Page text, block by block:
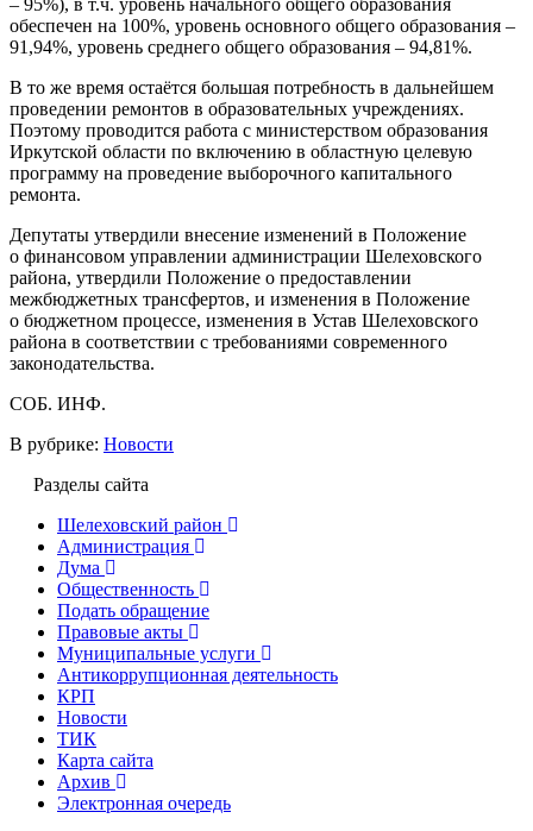
обеспечен на 100%, уровень основного общего образования –
91,94%, уровень среднего общего образования – 94,81%.
В то же время остаётся большая потребность в дальнейшем
проведении ремонтов в образовательных учреждениях.
Поэтому проводится работа с министерством образования
Иркутской области по включению в областную целевую
программу на проведение выборочного капитального
ремонта.
Депутаты утвердили внесение изменений в Положение
о финансовом управлении администрации Шелеховского
района, утвердили Положение о предоставлении
межбюджетных трансфертов, и изменения в Положение
о бюджетном процессе, изменения в Устав Шелеховского
района в соответствии с требованиями современного
законодательства.
СОБ. ИНФ.
В рубрике: Новости
Разделы сайта
Шелеховский район
Администрация
Дума
Общественность
Подать обращение
Правовые акты
Муниципальные услуги
Антикоррупционная деятельность
КРП
Новости
ТИК
Карта сайта
Архив
Электронная очередь